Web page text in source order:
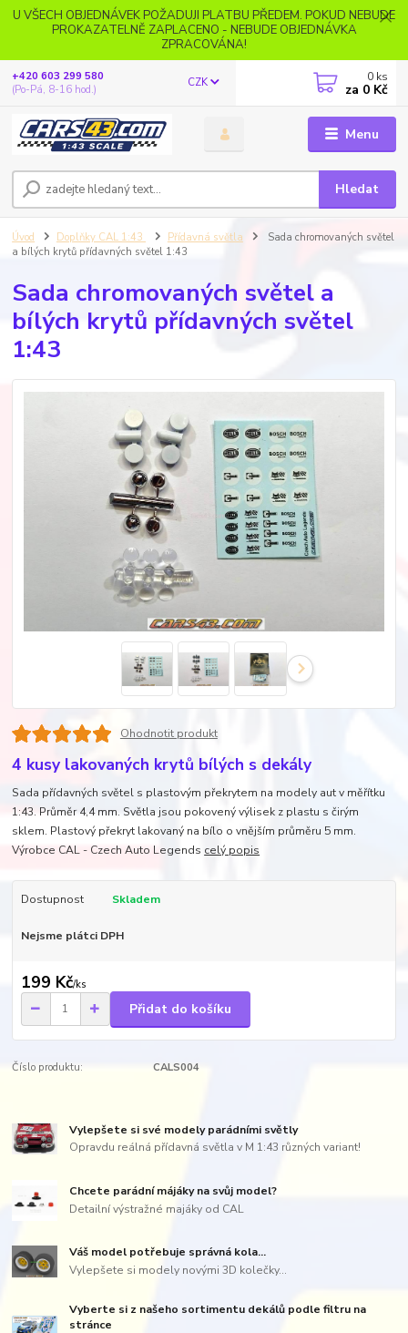
U VŠECH OBJEDNÁVEK POŽADUJI PLATBU PŘEDEM. POKUD NEBUDE
PROKAZATELNĚ ZAPLACENO - NEBUDE OBJEDNÁVKA
ZPRACOVÁNA!
Menu
CZK
Hledat
+420 603 299 580
(Po-Pá, 8-16 hod.)
0 ks
za 0 Kč
Úvod Doplňky CAL 1:43 Přídavná světla
Sada chromovaných světel
a bílých krytů přídavných světel 1:43
Sada chromovaných světel a
bílých krytů přídavných světel
1:43
Ohodnotit produkt
4 kusy lakovaných krytů bílých s dekály
Sada přídavných světel s plastovým překrytem na modely aut v měřítku
1:43. Průměr 4,4 mm. Světla jsou pokovený výlisek z plastu s čirým
sklem. Plastový překryt lakovaný na bílo o vnějším průměru 5 mm.
Výrobce CAL - Czech Auto Legends celý popis
Dostupnost Skladem
Nejsme plátci DPH
199 Kč/ks
Přidat do košíku
Číslo produktu: CALS004
Vylepšete si své modely parádními světly
Opravdu reálná přídavná světla v M 1:43 různých variant!
Chcete parádní májáky na svůj model?
Detailní výstražné majáky od CAL
Váš model potřebuje správná kola...
Vylepšete si modely novými 3D kolečky...
Vyberte si z našeho sortimentu dekálů podle filtru na
stránce